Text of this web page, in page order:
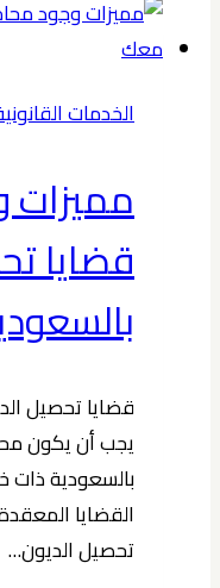
الخدمات
قضايا
قضايا تحصيل
يجب أن يكون
بالسعودية ذات
القضايا
تحصيل الديون…